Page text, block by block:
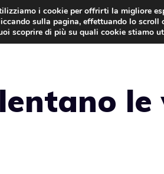
le
i cookie per offrirti la migliore
sulla pagina, effettuando lo scroll
scoprire di più su quali cookie stiamo